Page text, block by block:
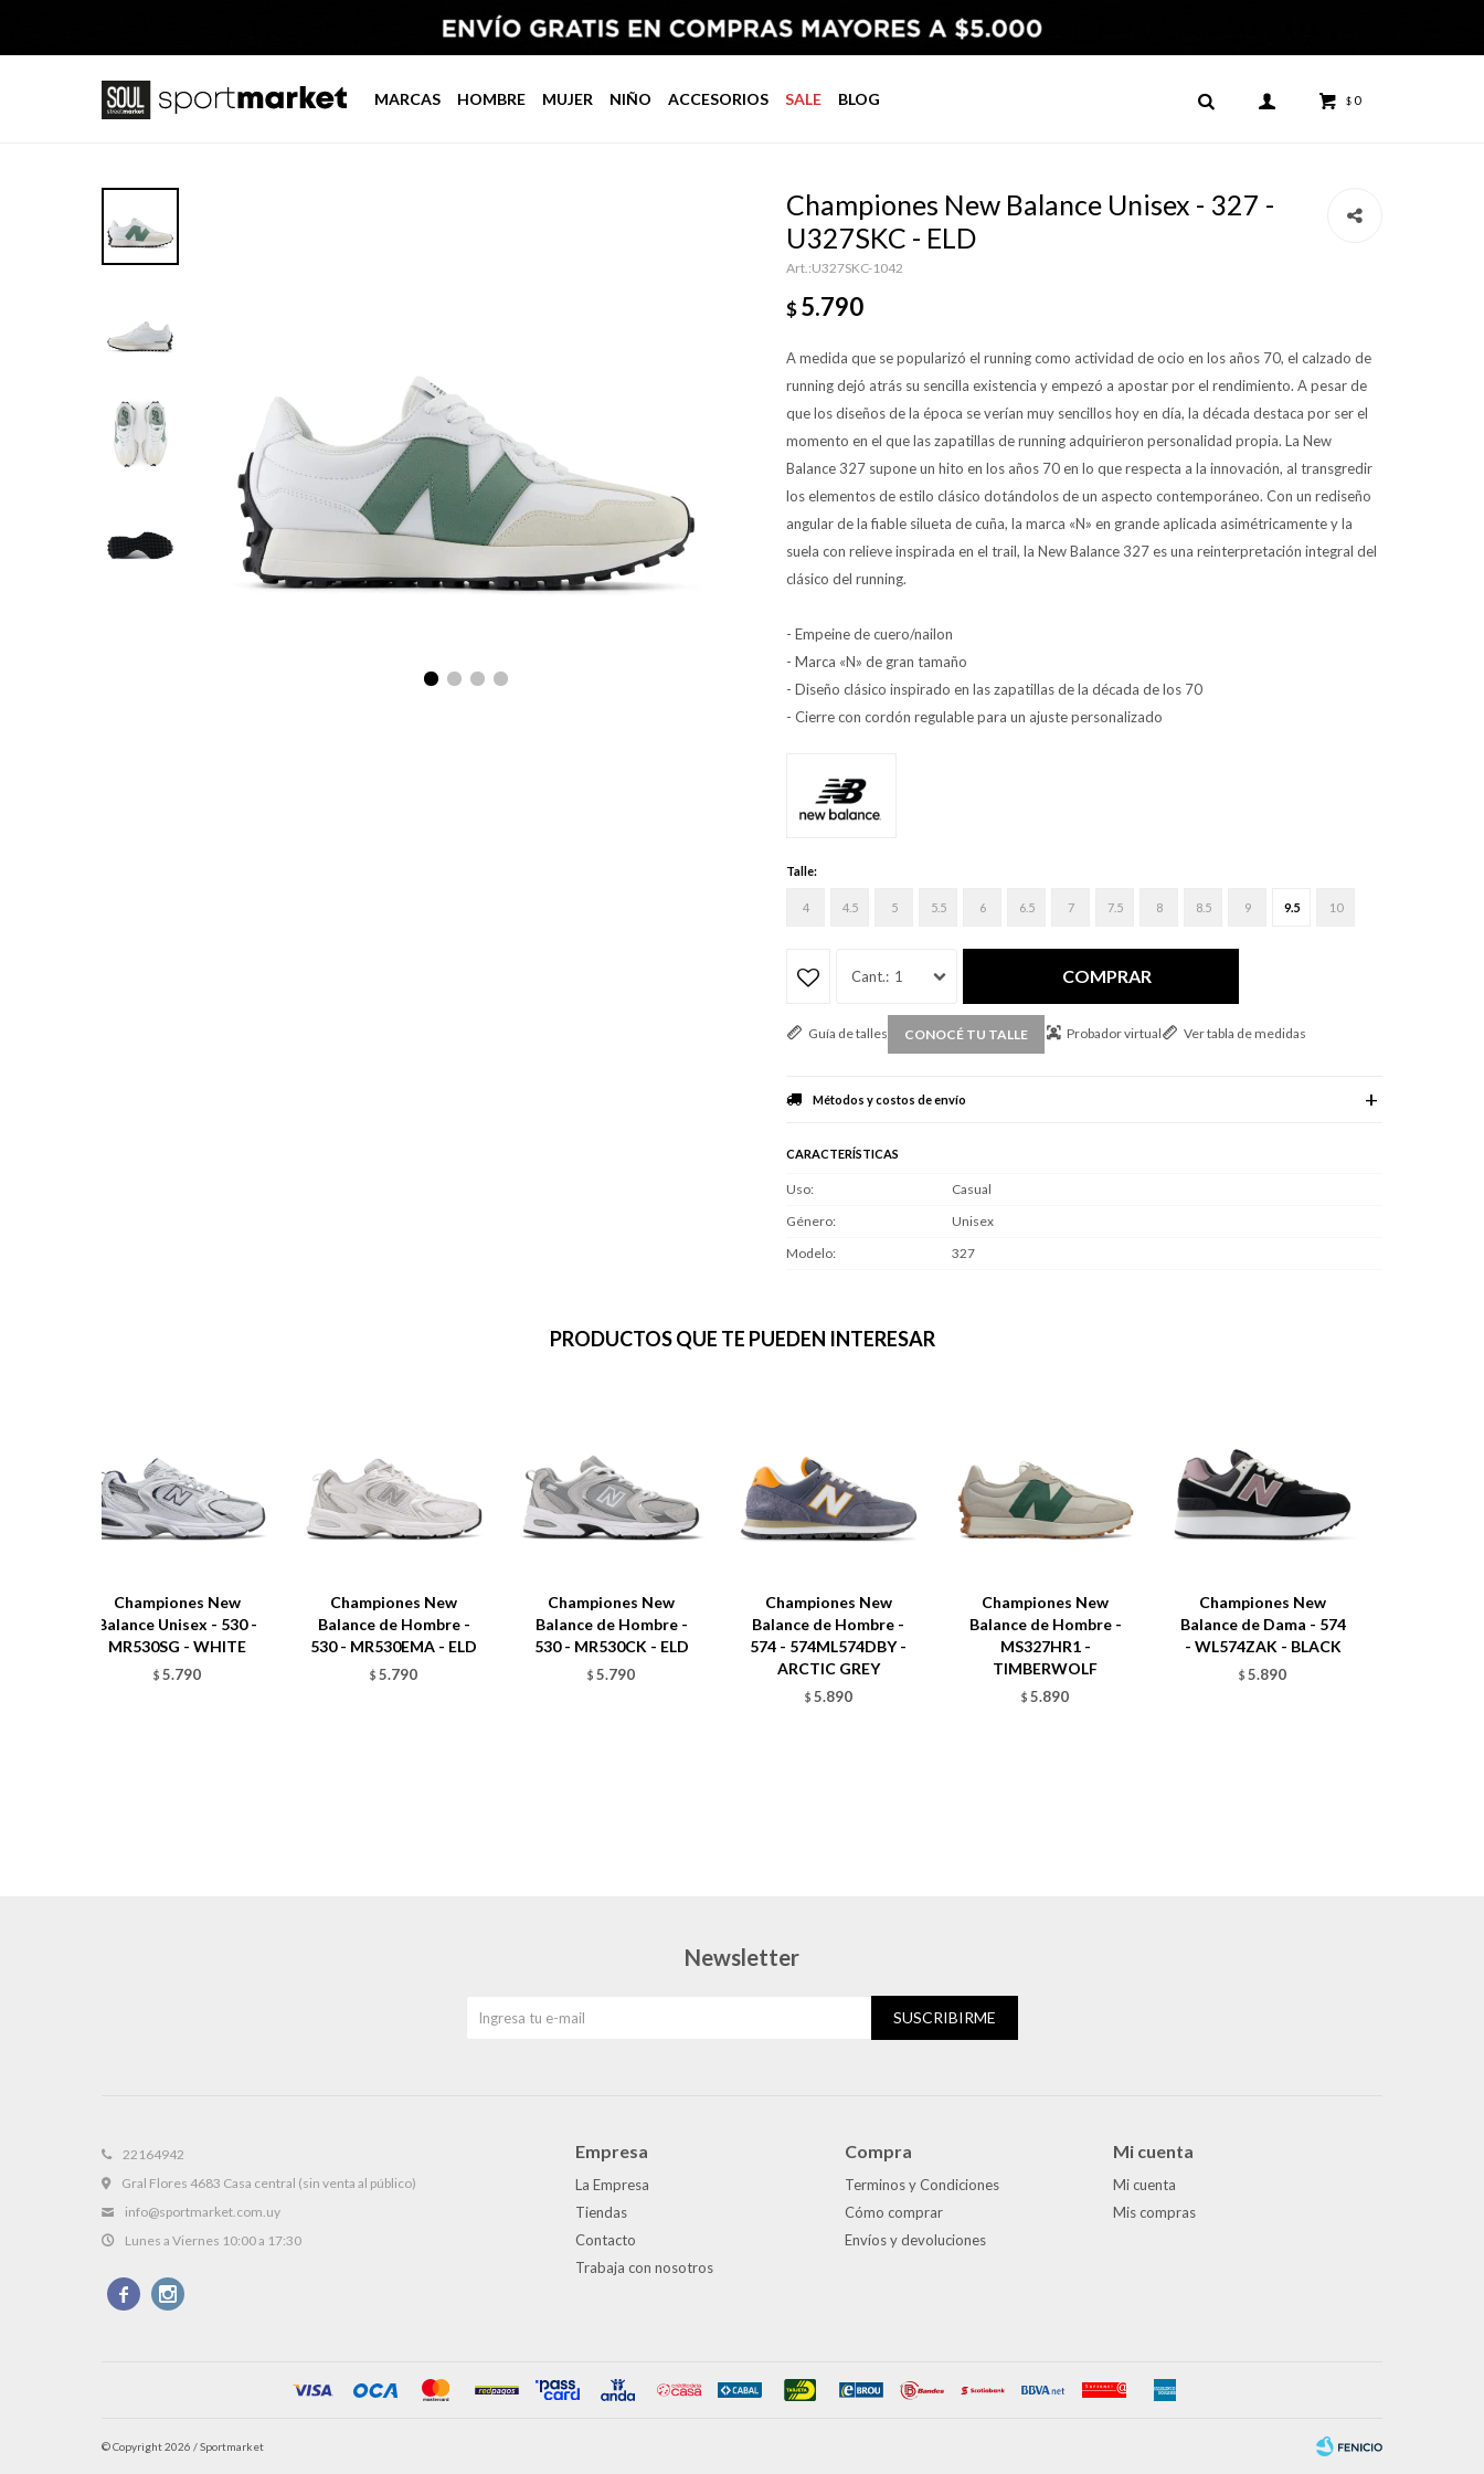
MARCAS HOMBRE MUJER NIÑO ACCESORIOS SALE BLOG $ 0
Championes New Balance Unisex - 327 -
U327SKC - ELD
U327SKC-1042
$5.790
A medida que se popularizó el running como actividad de ocio en los años 70, el calzado de
running dejó atrás su sencilla existencia y empezó a apostar por el rendimiento. A pesar de
que los diseños de la época se verían muy sencillos hoy en día, la década destaca por ser el
momento en el que las zapatillas de running adquirieron personalidad propia. La New
Balance 327 supone un hito en los años 70 en lo que respecta a la innovación, al transgredir
los elementos de estilo clásico dotándolos de un aspecto contemporáneo. Con un rediseño
angular de la fiable silueta de cuña, la marca «N» en grande aplicada asimétricamente y la
suela con relieve inspirada en el trail, la New Balance 327 es una reinterpretación integral del
clásico del running.
- Empeine de cuero/nailon
- Marca «N» de gran tamaño
- Diseño clásico inspirado en las zapatillas de la década de los 70
- Cierre con cordón regulable para un ajuste personalizado
Talle:
4 4.5 5 5.5 6 6.5 7 7.5 8 8.5 9 9.5 10
1 COMPRAR
Guía de talles CONOCÉ TU TALLE Probador virtual Ver tabla de medidas
Métodos y costos de envío
CARACTERÍSTICAS
Uso
Casual
Género
Unisex
Modelo
327
PRODUCTOS QUE TE PUEDEN INTERESAR
Championes New
Balance Unisex - 530 -
MR530SG - WHITE
$ 5.790
Championes New
Balance de Hombre -
530 - MR530EMA - ELD
$ 5.790
Championes New
Balance de Hombre -
530 - MR530CK - ELD
$ 5.790
Championes New
Balance de Hombre -
574 - 574ML574DBY -
ARCTIC GREY
$ 5.890
Championes New
Balance de Hombre -
MS327HR1 -
TIMBERWOLF
$ 5.890
Championes New
Balance de Dama - 574
- WL574ZAK - BLACK
$ 5.890
22164942
Gral Flores 4683 Casa central (sin venta al público)
info@sportmarket.com.uy
Lunes a Viernes 10:00 a 17:30
 
Empresa
La Empresa
Tiendas
Contacto
Trabaja con nosotros
Compra
Terminos y Condiciones
Cómo comprar
Envíos y devoluciones
Mi cuenta
Mi cuenta
Mis compras
Newsletter
SUSCRIBIRME
© Copyright 2026 / Sportmarket